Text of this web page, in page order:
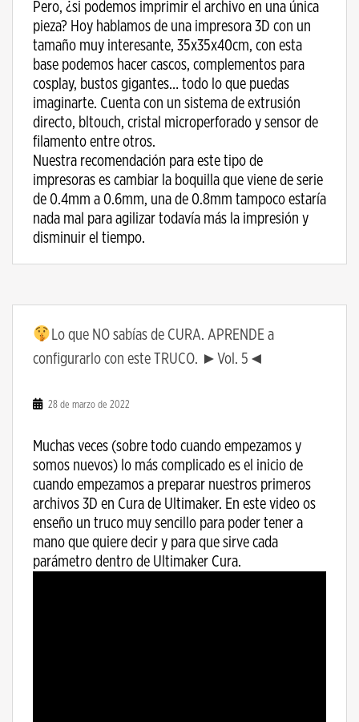
Pero, ¿si podemos imprimir el archivo en una única
pieza? Hoy hablamos de una impresora 3D con un
tamaño muy interesante, 35x35x40cm, con esta
base podemos hacer cascos, complementos para
cosplay, bustos gigantes… todo lo que puedas
imaginarte. Cuenta con un sistema de extrusión
directo, bltouch, cristal microperforado y sensor de
filamento entre otros.
Nuestra recomendación para este tipo de
impresoras es cambiar la boquilla que viene de serie
de 0.4mm a 0.6mm, una de 0.8mm tampoco estaría
nada mal para agilizar todavía más la impresión y
disminuir el tiempo.
Lo que NO sabías de CURA. APRENDE a
configurarlo con este TRUCO. ►Vol. 5◄
28 de marzo de 2022
Muchas veces (sobre todo cuando empezamos y
somos nuevos) lo más complicado es el inicio de
cuando empezamos a preparar nuestros primeros
archivos 3D en Cura de Ultimaker. En este video os
enseño un truco muy sencillo para poder tener a
mano que quiere decir y para que sirve cada
parámetro dentro de Ultimaker Cura.